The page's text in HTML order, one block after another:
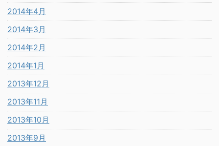
2014年4月
2014年3月
2014年2月
2014年1月
2013年12月
2013年11月
2013年10月
2013年9月